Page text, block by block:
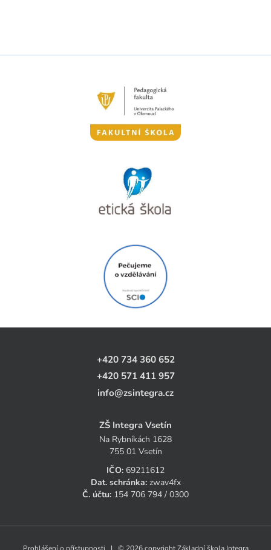
+420 734 360 652
+420 571 411 957
info@zsintegra.cz
ZŠ Integra Vsetín
Na Rybníkách 1628
755 01 Vsetín
IČO: 69211612
Dat. schránka: zwav4fx
Č. účtu: 154 706 794 / 0300
Prohlášení o přístupnosti | © 2026 copyright Základní škola Integra